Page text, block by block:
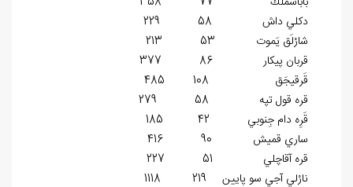
دكلي داش 58 229
شارْلَق يَموت 53 213
قربان پيكار 86 377
قَرقيجَق 108 485
قره قول تپه 58 279
قَرِه دام جِنوبي 42 185
ساري قميش 90 416
قره آقاچلي 51 227
نارْلي آجي سو پايين 219 1118